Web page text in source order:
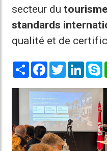
secteur du
standards
qualité et de
Share Facebook
Twitter